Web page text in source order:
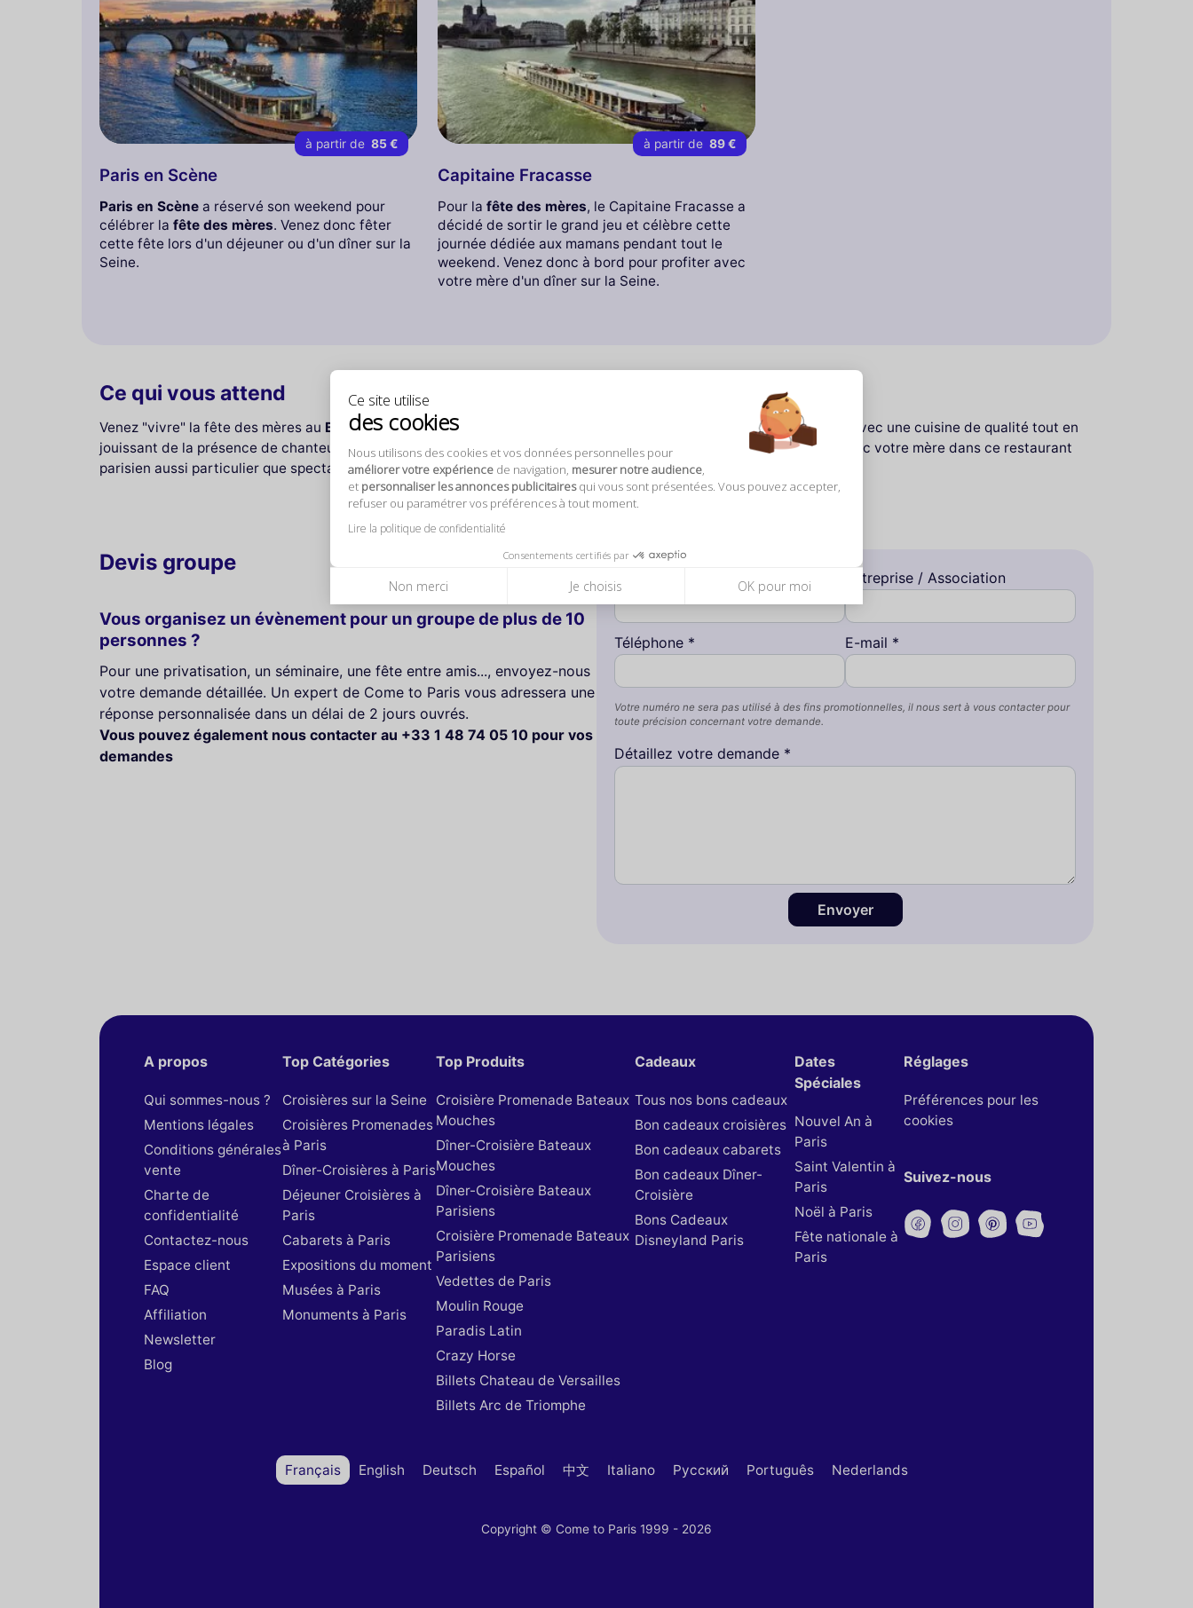
Ce site utilise
des cookies
Nous utilisons des cookies et vos données personnelles pour
améliorer votre expérience de navigation, mesurer notre audience
et personnaliser les annonces publicitairesqui vous sont présentées. Vous pouvez accepter,
refuser ou paramétrer vos préférences à tout moment.
Lire la politique de confidentialité
Consentements certifiés par
Non merci Je choisis OK pour moi
à partir de 85 €
Paris en Scène
Paris en Scène a réservé son weekend pour
célébrer la fête des mères. Venez donc fêter
cette fête lors d'un déjeuner ou d'un dîner sur la
Seine.
à partir de 89 €
Capitaine Fracasse
Pour la fête des mères, le Capitaine Fracasse a
décidé de sortir le grand jeu et célèbre cette
journée dédiée aux mamans pendant tout le
weekend. Venez donc à bord pour profiter avec
votre mère d'un dîner sur la Seine.
Ce qui vous attend
Venez "vivre" la fête des mères au Bel Canto, considéré comme la combinaison parfaite d'un restaurant chaleureux avec une cuisine de qualité tout en
jouissant de la présence de chanteurs talentueux d'opéra. LeBel Cantone laisse personne indifférent. Surprenez donc votre mère dans ce restaurant
parisien aussi particulier que spectaculaire.
Devis groupe
Vous organisez un évènement pour un groupe de plus de 10
personnes ?
Pour une privatisation, un séminaire, une fête entre amis..., envoyez-nous
votre demande détaillée. Un expert de Come to Paris vous adressera une
réponse personnalisée dans un délai de 2 jours ouvrés.
Vous pouvez également nous contacter au +33 1 48 74 05 10 pour vos
demandes
Nom * Entreprise / Association
Téléphone * E-mail *
Votre numéro ne sera pas utilisé à des fins promotionnelles, il nous sert à vous contacter pour
toute précision concernant votre demande.
Détaillez votre demande *
Envoyer
A propos
Qui sommes-nous ?
Mentions légales
Conditions générales
vente
Charte de
confidentialité
Contactez-nous
Espace client
FAQ
Affiliation
Newsletter
Blog
Top Catégories
Croisières sur la Seine
Croisières Promenades
à Paris
Dîner-Croisières à Paris
Déjeuner Croisières à
Paris
Cabarets à Paris
Expositions du moment
Musées à Paris
Monuments à Paris
Top Produits
Croisière Promenade Bateaux
Mouches
Dîner-Croisière Bateaux
Mouches
Dîner-Croisière Bateaux
Parisiens
Croisière Promenade Bateaux
Parisiens
Vedettes de Paris
Moulin Rouge
Paradis Latin
Crazy Horse
Billets Chateau de Versailles
Billets Arc de Triomphe
Cadeaux
Tous nos bons cadeaux
Bon cadeaux croisières
Bon cadeaux cabarets
Bon cadeaux Dîner-
Croisière
Bons Cadeaux
Disneyland Paris
Dates
Spéciales
Nouvel An à
Paris
Saint Valentin à
Paris
Noël à Paris
Fête nationale à
Paris
Réglages
Préférences pour les
cookies
Suivez-nous
Français English Deutsch Español 中文 Italiano Русский Português Nederlands
Copyright © Come to Paris 1999 - 2026